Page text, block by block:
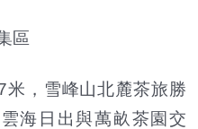
區
，雪峰山北麓茶旅勝
海日出與萬畝茶園交